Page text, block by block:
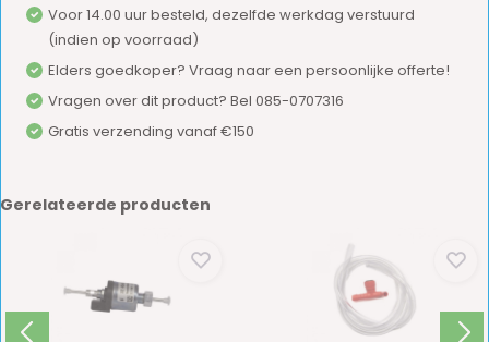
Voor 14.00 uur besteld, dezelfde werkdag verstuurd
(indien op voorraad)
Elders goedkoper? Vraag naar een persoonlijke offerte!
Vragen over dit product? Bel 085-0707316
Gratis verzending vanaf €150
Gerelateerde producten